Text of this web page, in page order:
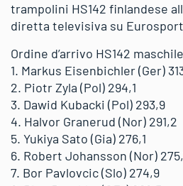
trampolini HS142 finlandese
diretta televisiva su
Ordine d’arrivo HS142
1. Markus Eisenbichler (Ger)
2. Piotr Zyla (Pol) 294,1
3. Dawid Kubacki (Pol) 293,9
4. Halvor Granerud (Nor) 291,2
5. Yukiya Sato (Gia) 276,1
6. Robert Johansson (Nor)
7. Bor Pavlovcic (Slo) 274,9